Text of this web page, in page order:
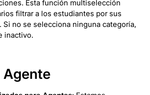
Esta función multiselección
filtrar a los estudiantes por sus
Si no se selecciona ninguna categoría,
inactivo.
Agente